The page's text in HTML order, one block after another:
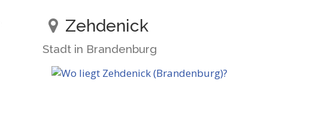
Zehdenick
Stadt in Brandenburg